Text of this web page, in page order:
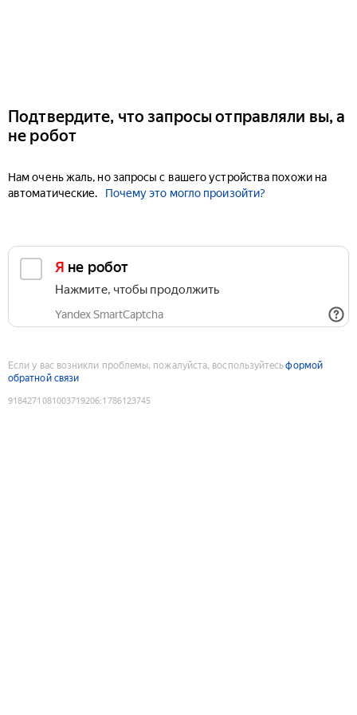
Подтвердите, что запросы отправляли вы, а
не робот
Нам очень жаль, но запросы с вашего устройства похожи на
автоматические.
Почему это могло произойти?
Я не робот
Нажмите, чтобы продолжить
Yandex SmartCaptcha
Если у вас возникли проблемы, пожалуйста, воспользуйтесьформой
обратной связи
9184271081003719206:1786123745